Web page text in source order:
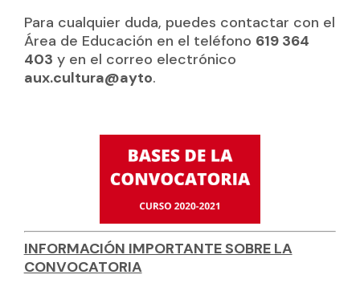
Para cualquier duda, puedes contactar con el
Área de Educación en el teléfono 619 364
403 y en el correo electrónico
aux.cultura@ayto.
INFORMACIÓN IMPORTANTE SOBRE LA
CONVOCATORIA